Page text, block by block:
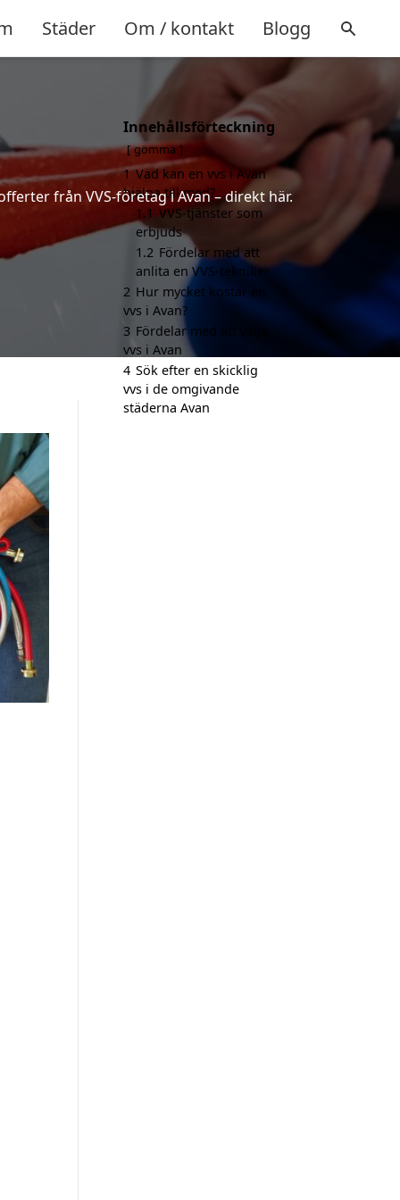
Städer Om / kontakt Blogg
från VVS-företag i Avan – direkt här.
Innehållsförteckning
gömma
1 Vad kan en vvs i Avan
hjälpa till med?
1.1 VVS-tjänster som
erbjuds
1.2 Fördelar med att
anlita en VVS-tekniker
2 Hur mycket kostar en
vvs i Avan?
3 Fördelar med att välja
vvs i Avan
4 Sök efter en skicklig
vvs i de omgivande
städerna Avan